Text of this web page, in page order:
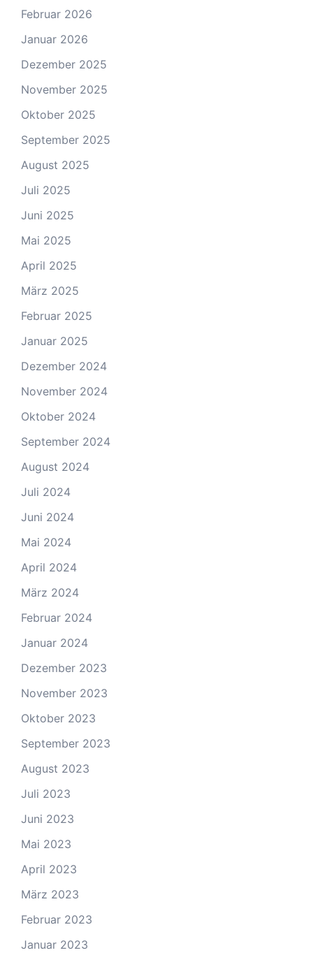
Februar 2026
Januar 2026
Dezember 2025
November 2025
Oktober 2025
September 2025
August 2025
Juli 2025
Juni 2025
Mai 2025
April 2025
März 2025
Februar 2025
Januar 2025
Dezember 2024
November 2024
Oktober 2024
September 2024
August 2024
Juli 2024
Juni 2024
Mai 2024
April 2024
März 2024
Februar 2024
Januar 2024
Dezember 2023
November 2023
Oktober 2023
September 2023
August 2023
Juli 2023
Juni 2023
Mai 2023
April 2023
März 2023
Februar 2023
Januar 2023